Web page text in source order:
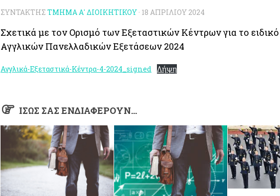
ΣΥΝΤΆΚΤΗΣ ΤΜΉΜΑ Α' ΔΙΟΙΚΗΤΙΚΟΎ · 18 ΑΠΡΙΛΊΟΥ 2024
Σχετικά με τον Ορισμό των Εξεταστικών Κέντρων για το
Αγγλικών Πανελλαδικών Εξετάσεων 2024
Αγγλικά-Εξεταστικά-Κέντρα-4-2024_signed Λήψη
ΊΣΩΣ ΣΑΣ ΕΝΔΙΑΦΈΡΟΥΝ…